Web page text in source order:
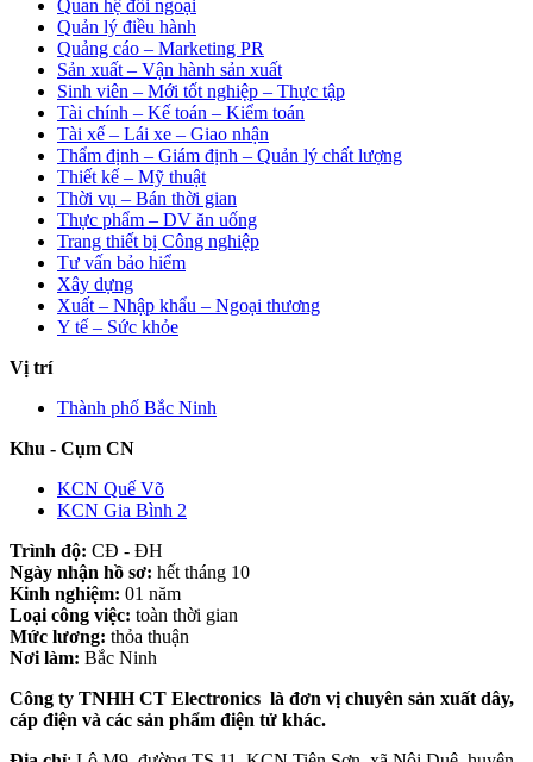
Quan hệ đối ngoại
Quản lý điều hành
Quảng cáo – Marketing PR
Sản xuất – Vận hành sản xuất
Sinh viên – Mới tốt nghiệp – Thực tập
Tài chính – Kế toán – Kiểm toán
Tài xế – Lái xe – Giao nhận
Thẩm định – Giám định – Quản lý chất lượng
Thiết kế – Mỹ thuật
Thời vụ – Bán thời gian
Thực phẩm – DV ăn uống
Trang thiết bị Công nghiệp
Tư vấn bảo hiểm
Xây dựng
Xuất – Nhập khẩu – Ngoại thương
Y tế – Sức khỏe
Vị trí
Thành phố Bắc Ninh
Khu - Cụm CN
KCN Quế Võ
KCN Gia Bình 2
Trình độ: CĐ - ĐH
Ngày nhận hồ sơ: hết tháng 10
Kinh nghiệm: 01 năm
Loại công việc: toàn thời gian
Mức lương: thỏa thuận
Nơi làm: Bắc Ninh
Công ty TNHH CT Electronics là đơn vị chuyên sản xuất dây,
cáp điện và các sản phẩm điện tử khác.